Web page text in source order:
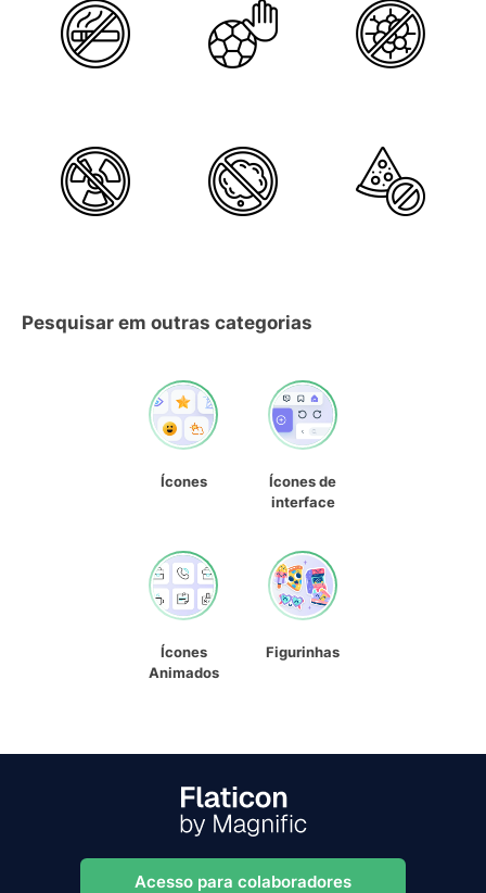
Pesquisar em outras categorias
Ícones
Ícones de
interface
Ícones
Animados
Figurinhas
Acesso para colaboradores